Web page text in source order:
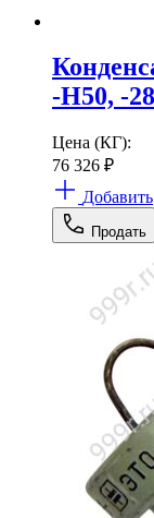
-Н50, -
Цена (КГ):
76 326 ₽
Добавить
Продать